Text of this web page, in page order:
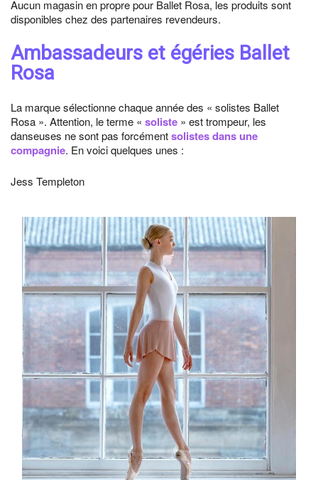
Aucun magasin en propre pour Ballet Rosa, les produits sont
disponibles chez des partenaires revendeurs.
Ambassadeurs et égéries Ballet
Rosa
La marque sélectionne chaque année des « solistes Ballet
Rosa ». Attention, le terme « soliste » est trompeur, les
danseuses ne sont pas forcémentsolistes dans une
compagnie. En voici quelques unes :
Jess Templeton